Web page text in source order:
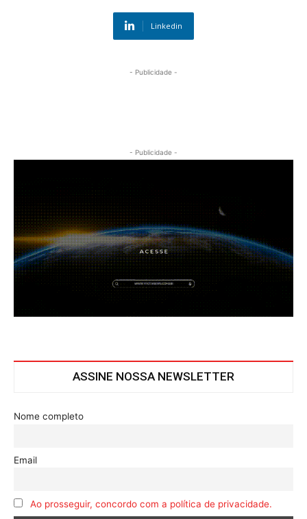
Linkedin
- Publicidade -
- Publicidade -
ASSINE NOSSA NEWSLETTER
Nome completo
Email
Ao prosseguir, concordo com a política de privacidade.